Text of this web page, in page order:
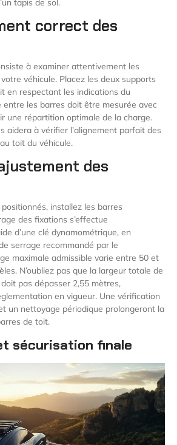
correct des
à examiner attentivement les
véhicule. Placez les deux supports
en respectant les indications du
les barres doit être mesurée avec
une répartition optimale de la charge.
aidera à vérifier l’alignement parfait des
toit du véhicule.
des
installez les barres
des fixations s’effectue
d’une clé dynamométrique, en
serrage recommandé par le
maximale admissible varie entre 50 et
N’oubliez pas que la largeur totale de
pas dépasser 2,55 mètres,
en vigueur. Une vérification
un nettoyage périodique prolongeront la
de toit.
sécurisation finale